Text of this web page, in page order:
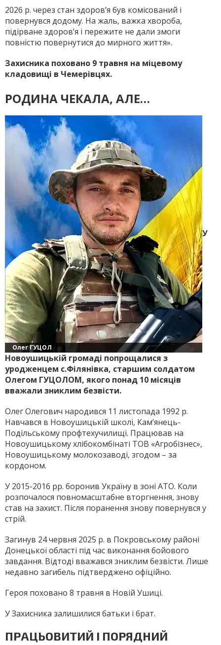
2026 р. через стан здоров’я був комісований і
повернувся додому. На жаль, важка хвороба,
підірване здоров’я і пережите не дали змоги
повністю повернутися до мирного життя».
Захисника поховано 9 травня на міцевому
кладовищі в Чемерівцях.
РОДИНА ЧЕКАЛА, АЛЕ…
Олег ГУЦОЛ
У
Новоушицькій громаді попрощалися з
уродженцем с.Філянівка, старшим солдатом
Олегом ГУЦОЛОМ, якого понад 10 місяців
вважали зниклим безвісти.
Олег Олегович народився 11 листопада 1992 р.
Навчався в Новоушицькій школі, Кам’янець-
Подільському профтехучилищі. Працював на
Новоушицькому хлібокомбінаті ТОВ «Агробізнес»,
Новоушицькому молокозаводі, згодом – за
кордоном.
У 2015-2016 рр. боронив Україну в зоні АТО. Коли
розпочалося повномасштабне вторгнення, знову
став на захист. Після поранення знову повернувся у
стрій.
Загинув 24 червня 2025 р. в Покровському районі
Донецької області під час виконання бойового
завдання. Відтоді вважався зниклим безвісти. Лише
недавно загибель підтверджено офіційно.
Героя поховано 8 травня в Новій Ушиці.
У Захисника залишилися батьки і брат.
ПРАЦЬОВИТИЙ І ПОРЯДНИЙ